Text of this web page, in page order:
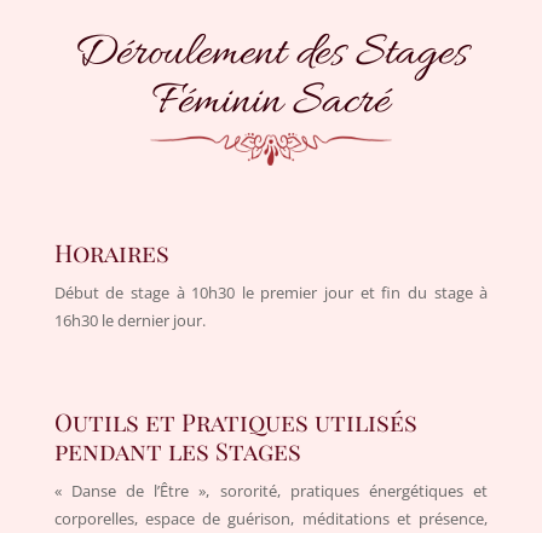
Déroulement des Stages
Féminin Sacré
Horaires
Début de stage à 10h30 le premier jour et fin du stage à
16h30 le dernier jour.
Outils et Pratiques utilisés
pendant les Stages
« Danse de l’Être », sororité, pratiques énergétiques et
corporelles, espace de guérison, méditations et présence,